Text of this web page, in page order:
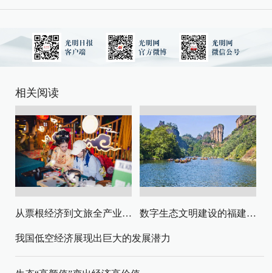
相关阅读
从票根经济到文旅全产业链升级 数字生态文明建设的福建路径与启示
我国低空经济展现出巨大的发展潜力